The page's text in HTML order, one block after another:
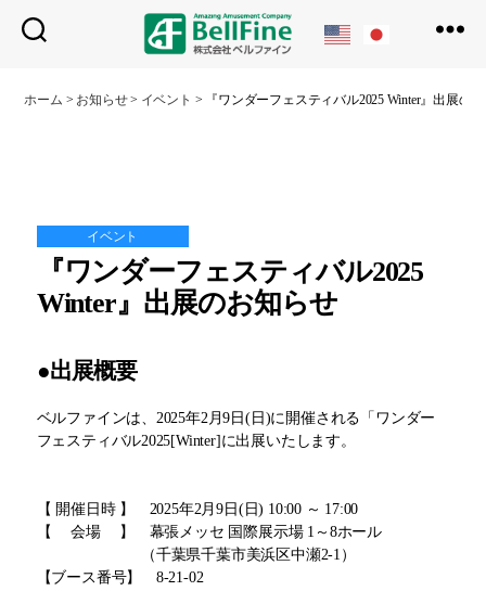
フ
ホーム > お知らせ> イベント > 『ワンダーフェスティバル2025 Winter』出展の
イベント
『ワンダーフェスティバル2025
Winter』出展のお知らせ
●出展概要
ベルファインは、2025年2月9日(日)に開催される「ワンダー
フェスティバル2025[Winter]に出展いたします。
【 開催日時 】 2025年2月9日(日) 10:00 ～ 17:00
【 会場 】 幕張メッセ 国際展示場 1～8ホール
（千葉県千葉市美浜区中瀬2-1）
【ブース番号】 8-21-02